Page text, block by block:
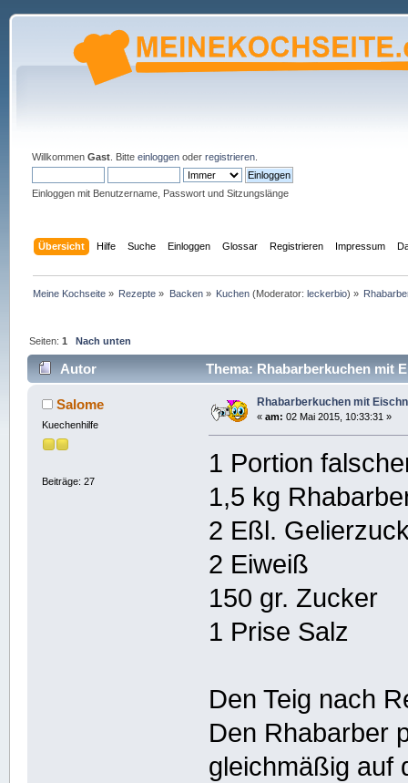
Willkommen Gast. Bitte einloggenoder registrieren.
Einloggen mit Benutzername, Passwort und Sitzungslänge
Übersicht Hilfe Suche Einloggen Glossar Registrieren Impressum
Meine Kochseite » Rezepte » Backen» Kuchen (Moderator:leckerbio) »
Seiten:1 Nach unten
Autor Thema: Rhabarberkuchen mit
Salome
Kuechenhilfe
Beiträge: 27
Rhabarberkuchen mit
« am: 02 Mai 2015, 10:33:31 »
1 Portion
1,5 kg
2 Eßl.
2 Eiweiß
150 gr. Zucker
1 Prise Salz
Den Teig nach
Den Rhabarber
gleichmäßig auf